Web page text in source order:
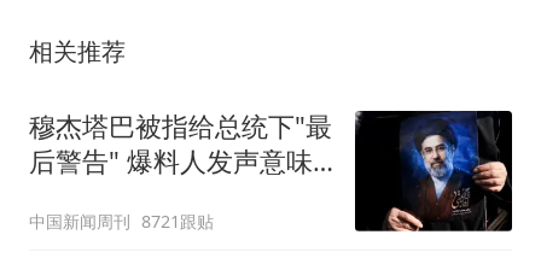
相关推荐
穆杰塔巴被指给总统下"最
后警告" 爆料人发声意味
中国新闻周刊 8721跟贴